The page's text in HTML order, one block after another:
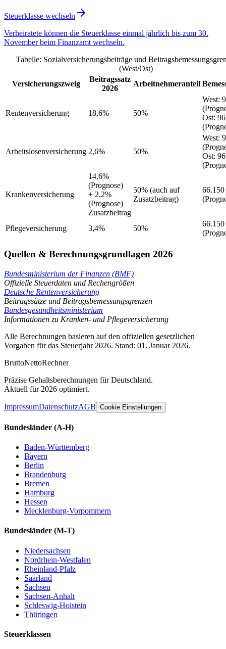
Steuerklasse wechseln
Verheiratete können die Steuerklasse einmal jährlich bis zum 30.
November beim Finanzamt wechseln.
Tabelle: Sozialversicherungsbeiträge und
(West/Ost)
Versicherungszweig
Beitragssatz
2026
Arbeitnehmeranteil
Rentenversicherung 18,6% 50%
West:
Ost:
Arbeitslosenversicherung 2,6% 50%
West:
Ost:
Krankenversicherung
14,6%
(Prognose)
+ 2,2%
(Prognose)
Zusatzbeitrag
50% (auch auf
Zusatzbeitrag)
66.150
Pflegeversicherung 3,4% 50%
66.150
Quellen & Berechnungsgrundlagen 2026
Bundesministerium der Finanzen (BMF)
Offizielle Steuerdaten und Rechengrößen
Deutsche Rentenversicherung
Beitragssätze und Beitragsbemessungsgrenzen
Bundesgesundheitsministerium
Informationen zu Kranken- und Pflegeversicherung
Alle Berechnungen basieren auf den offiziellen gesetzlichen
Vorgaben für das Steuerjahr 2026. Stand: 01. Januar 2026.
BruttoNettoRechner
Präzise Gehaltsberechnungen für Deutschland.
Aktuell für 2026 optimiert.
ImpressumDatenschutzAGB Cookie Einstellungen
Bundesländer (A-H)
Baden-Württemberg
Bayern
Berlin
Brandenburg
Bremen
Hamburg
Hessen
Mecklenburg-Vorpommern
Bundesländer (M-T)
Niedersachsen
Nordrhein-Westfalen
Rheinland-Pfalz
Saarland
Sachsen
Sachsen-Anhalt
Schleswig-Holstein
Thüringen
Steuerklassen